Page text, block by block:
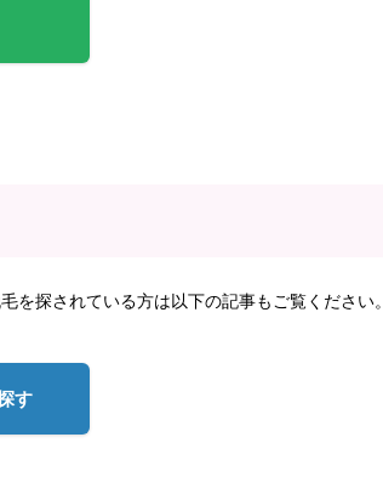
を探されている方は以下の記事もご覧ください。
す